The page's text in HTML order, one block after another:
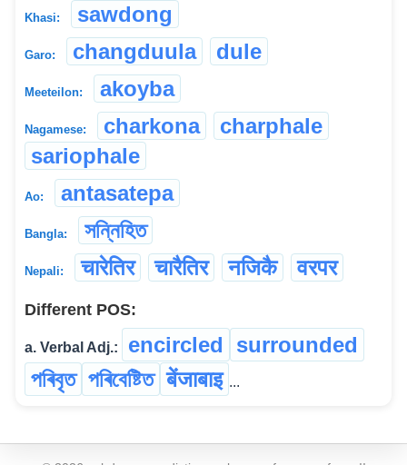
Khasi: sawdong
Garo: changduula dule
Meeteilon: akoyba
Nagamese: charkona
charphale
sariophale
Ao: antasatepa
Bangla: সন্নিহিত
Nepali: चारेतिर चारैतिर नजिकै वरपर
Different POS:
a. Verbal Adj.: encircled
surrounded
পৰিবৃত পৰিবেষ্টিত बेंजाबाइ ...